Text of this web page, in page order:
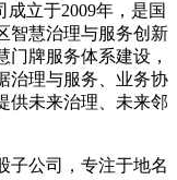
立于2009年，是国
智慧治理与服务创新
牌服务体系建设，
治理与服务、业务协
供未来治理、未来邻
子公司，专注于地名